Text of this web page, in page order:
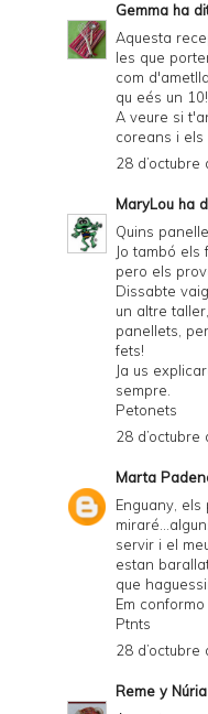
Gemma ha
Aquesta
les que
com
qu eés un
A veure si
coreans i els
28
MaryLou ha
Quins
Jo tambó els
pero els
Dissabte
un altre
panellets,
fets!
Ja us
sempre.
Petonets
28
Marta
Enguany,
servir i el
estan
que
Em
Ptnts
28
Reme y Núria